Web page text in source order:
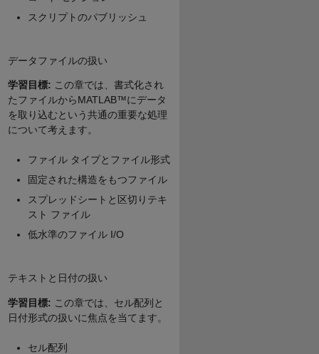
スクリプトのパブリッシュ
データファイルの扱い
学習目標: この章では、書式化され
たファイルからMATLAB™にデータ
を取り込むという共通の重要な処理
について考えます。
ファイル タイプとファイル形式
固定された構造をもつファイル
スプレッドシートと区切りテキ
スト ファイル
低水準のファイル I/O
テキストと日付の扱い
学習目標: この章では、セル配列と
日付形式の扱いに焦点を当てます。
セル配列